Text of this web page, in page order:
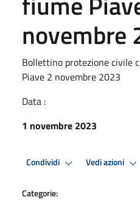
novembre
Bollettino protezione civile
Piave 2 novembre 2023
Data :
1 novembre 2023
Condividi Vedi azioni
Categorie: